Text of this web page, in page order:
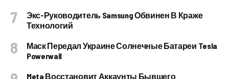
Экс-Руководитель Samsung Обвинен В Краже
Технологий
Маск Передал Украине Солнечные Батареи Tesla
Powerwall
Meta Восстановит Аккаунты Бывшего